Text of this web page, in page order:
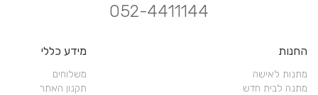
052-4411144
החנות
מתנות לאישה
מתנה לבית חדש
מידע כללי
משלוחים
תקנון האתר